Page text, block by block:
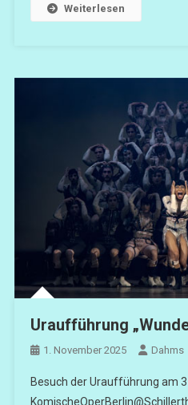
Weiterlesen
Uraufführung
1. November 2025 Dahms
Besuch der Uraufführung am